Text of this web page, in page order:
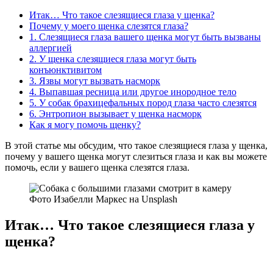
Итак… Что такое слезящиеся глаза у щенка?
Почему у моего щенка слезятся глаза?
1. Слезящиеся глаза вашего щенка могут быть вызваны
аллергией
2. У щенка слезящиеся глаза могут быть
конъюнктивитом
3. Язвы могут вызвать насморк
4. Выпавшая ресница или другое инородное тело
5. У собак брахицефальных пород глаза часто слезятся
6. Энтропион вызывает у щенка насморк
Как я могу помочь щенку?
В этой статье мы обсудим, что такое слезящиеся глаза у щенка,
почему у вашего щенка могут слезиться глаза и как вы можете
помочь, если у вашего щенка слезятся глаза.
Фото Изабелли Маркес на Unsplash
Итак… Что такое слезящиеся глаза у
щенка?